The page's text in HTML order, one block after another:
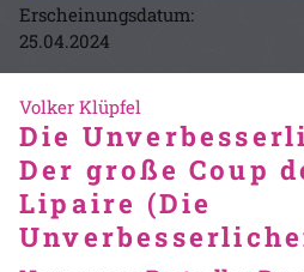
Erscheinungsdatum:
25.04.2024
Volker Klüpfel
Die
Der große Coup
Lipaire (Die